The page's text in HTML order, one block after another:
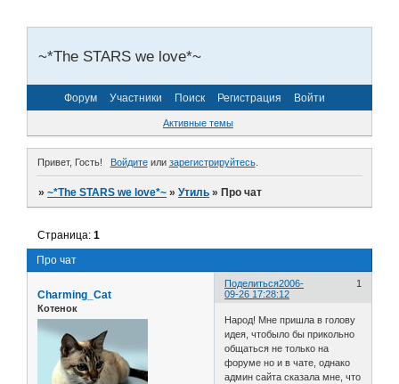
~*The STARS we love*~
Форум Участники Поиск Регистрация Войти
Активные темы
Привет, Гость! Войдитеили зарегистрируйтесь.
»~*The STARS we love*~ »Утиль »Про чат
Про чат
Страница:1
Поделиться 1
2006-
09-26 17:28:12
Charming_Cat
Котенок
Народ! Мне пришла в голову
идея, чтобыло бы прикольно
общаться не только на
форуме но и в чате, однако
админ сайта сказала мне, что